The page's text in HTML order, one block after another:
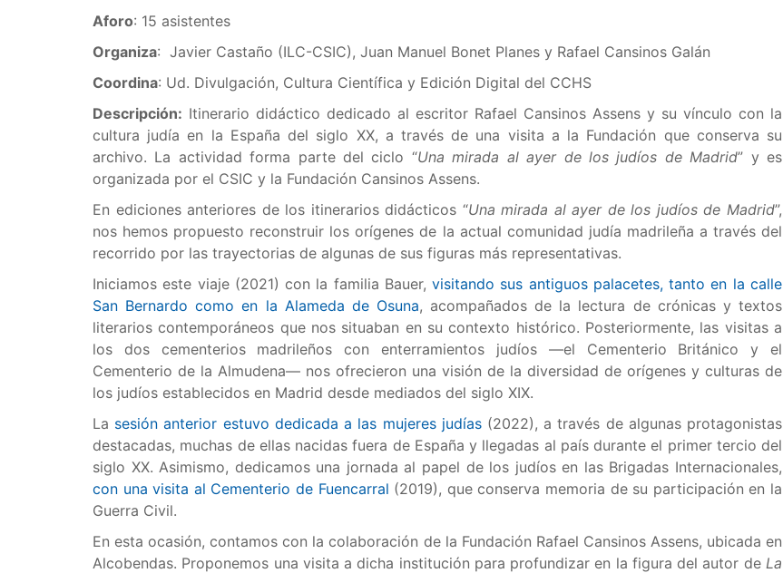
Aforo: 15 asistentes
Organiza: Javier Castaño (ILC-CSIC), Juan Manuel Bonet Planes y Rafael Cansinos Galán
Coordina: Ud. Divulgación, Cultura Científica y Edición Digital del CCHS
Descripción: Itinerario didáctico dedicado al escritor Rafael Cansinos Assens y su vínculo con la
cultura judía en la España del siglo XX, a través de una visita a la Fundación que conserva su
archivo. La actividad forma parte del ciclo “Una mirada al ayer de los judíos de Madrid” y es
organizada por el CSIC y la Fundación Cansinos Assens.
En ediciones anteriores de los itinerarios didácticos “Una mirada al ayer de los judíos de Madrid”,
nos hemos propuesto reconstruir los orígenes de la actual comunidad judía madrileña a través del
recorrido por las trayectorias de algunas de sus figuras más representativas.
Iniciamos este viaje (2021) con la familia Bauer,visitando sus antiguos palacetes, tanto en la calle
San Bernardo como en la Alameda de Osuna, acompañados de la lectura de crónicas y textos
literarios contemporáneos que nos situaban en su contexto histórico. Posteriormente, las visitas a
los dos cementerios madrileños con enterramientos judíos —el Cementerio Británico y el
Cementerio de la Almudena— nos ofrecieron una visión de la diversidad de orígenes y culturas de
los judíos establecidos en Madrid desde mediados del siglo XIX.
La sesión anterior estuvo dedicada a las mujeres judías(2022), a través de algunas protagonistas
destacadas, muchas de ellas nacidas fuera de España y llegadas al país durante el primer tercio del
siglo XX. Asimismo, dedicamos una jornada al papel de los judíos en las Brigadas Internacionales,
con una visita al Cementerio de Fuencarral (2019), que conserva memoria de su participación en la
Guerra Civil.
En esta ocasión, contamos con la colaboración de la Fundación Rafael Cansinos Assens, ubicada en
Alcobendas. Proponemos una visita a dicha institución para profundizar en la figura del autor de La